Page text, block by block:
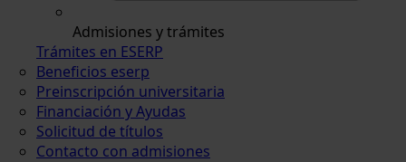
Admisiones y trámites
Trámites en ESERP
Beneficios eserp
Preinscripción universitaria
Financiación y Ayudas
Solicitud de títulos
Contacto con admisiones